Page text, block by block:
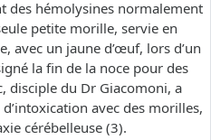
des hémolysines normalement
petite morille, servie en
avec un jaune d’œuf, lors d’un
la fin de la noce pour des
disciple du Dr Giacomoni, a
avec des morilles,
cérébelleuse (3).